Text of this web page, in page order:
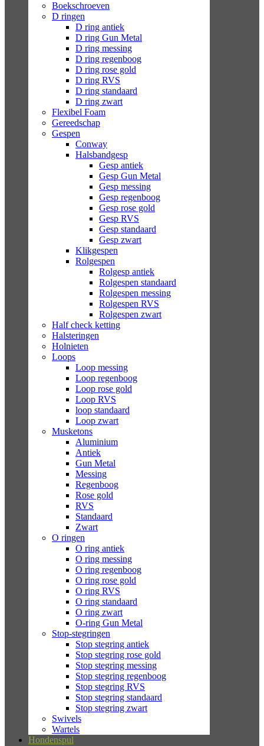
Boekschroeven
D ringen
D ring antiek
D ring Gun Metal
D ring messing
D ring regenboog
D ring rose gold
D ring RVS
D ring standaard
D ring zwart
Flexibel Foam
Gereedschap
Gespen
Conway
Halsbandgesp
Gesp antiek
Gesp Gun Metal
Gesp messing
Gesp regenboog
Gesp rose gold
Gesp RVS
Gesp standaard
Gesp zwart
Klikgespen
Rolgespen
Rolgesp antiek
Rolgespen standaard
Rolgespen messing
Rolgespen RVS
Rolgespen zwart
Half check ketting
Halsteringen
Holnieten
Loops
Loop messing
Loop regenboog
Loop rose gold
Loop RVS
loop standaard
Loop zwart
Musketons
Aluminium
Antiek
Gun Metal
Messing
Regenboog
Rose gold
RVS
Standaard
Zwart
O ringen
O ring antiek
O ring messing
O ring regenboog
O ring rose gold
O ring RVS
O ring standaard
O ring zwart
O-ring Gun Metal
Stop-stegringen
Stop stegring antiek
Stop stegring rose gold
Stop stegring messing
Stop stegring regenboog
Stop stegring RVS
Stop stegring standaard
Stop stegring zwart
Swivels
Wartels
Hondenspul